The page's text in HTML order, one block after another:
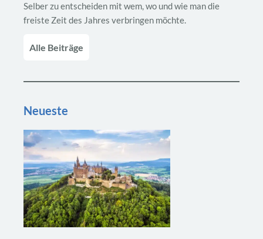
Selber zu entscheiden mit wem, wo und wie man die
freiste Zeit des Jahres verbringen möchte.
Alle Beiträge
Neueste